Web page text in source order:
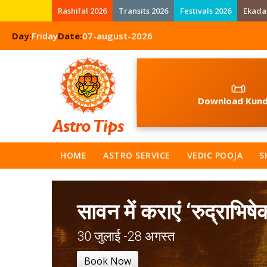
Rashifal 2026 Transits 2026 Festivals 2026
Day:FridayDate:07-august-2026
📜
Download
HOME ASTRO SERVICE VEDIC POOJA
सावन में कराएं
30 जुलाई -28 अगस्त
Book Now